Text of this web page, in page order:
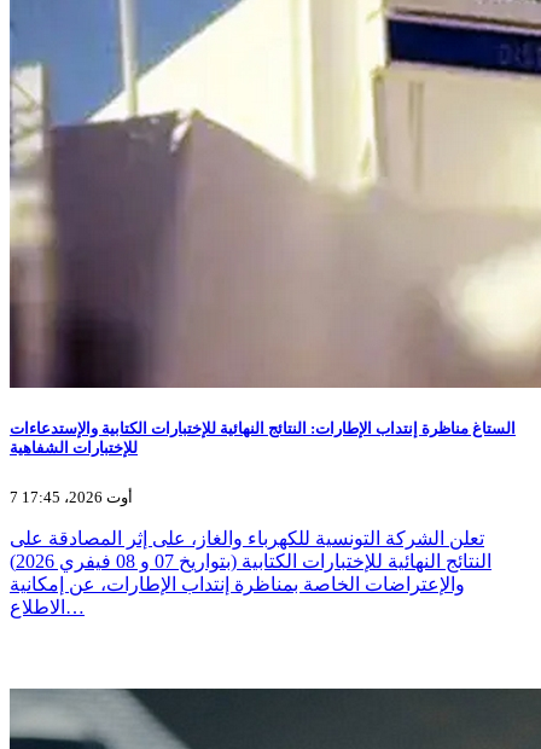
الستاغ مناظرة إنتداب الإطارات: النتائج النهائية للإختبارات الكتابية والإستدعاءات
للإختبارات الشفاهية
7 أوت 2026، 17:45
تعلن الشركة التونسية للكهرباء والغاز، على إثر المصادقة على
النتائج النهائية للإختبارات الكتابية (بتواريخ 07 و 08 فيفري 2026)
والإعتراضات الخاصة بمناظرة إنتداب الإطارات، عن إمكانية
الاطلاع…